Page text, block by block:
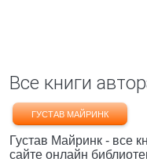
Все книги
ГУСТАВ МАЙРИНК
Густав Майринк - все
сайте онлайн